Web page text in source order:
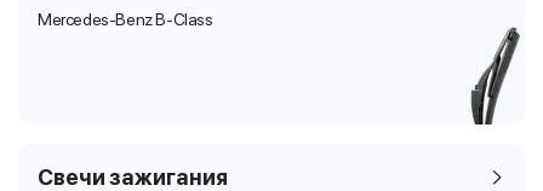
Mercedes-Benz B-Class
Свечи зажигания